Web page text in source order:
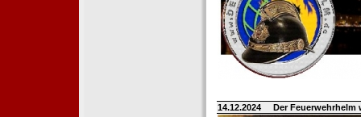
14.12.2024 Der